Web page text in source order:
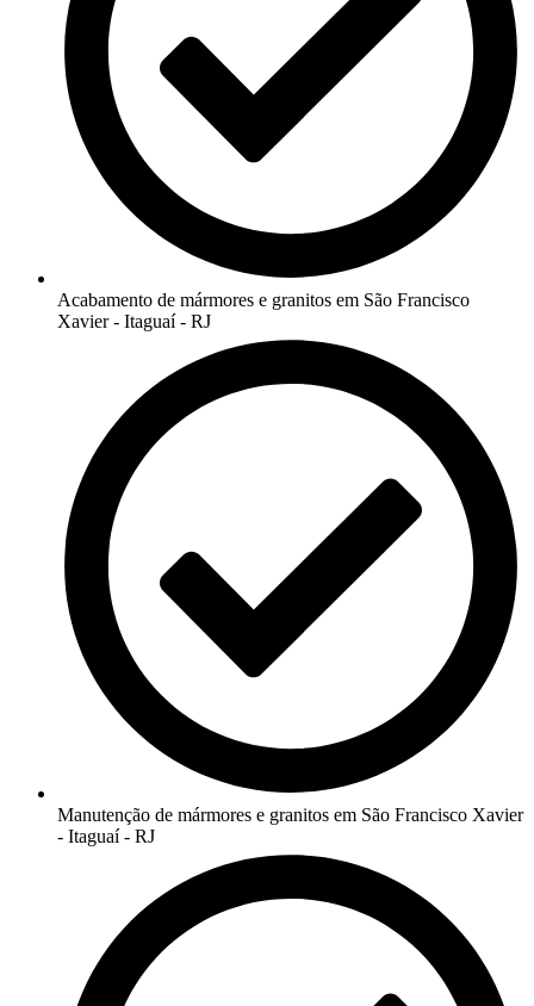
Acabamento de mármores e granitos em São Francisco
Xavier - Itaguaí - RJ
Manutenção de mármores e granitos em São Francisco Xavier
- Itaguaí - RJ